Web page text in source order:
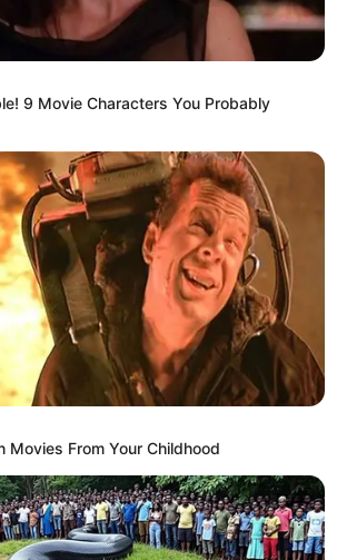
Bak Aktris, 10 Model
Rambut Pendek ala Korea
10 Nama Panggilan
Dalam Bahasa Korea,
Banyak Dipakai di Drakor
9 Movie Characters You Probably
Movies From Your Childhood